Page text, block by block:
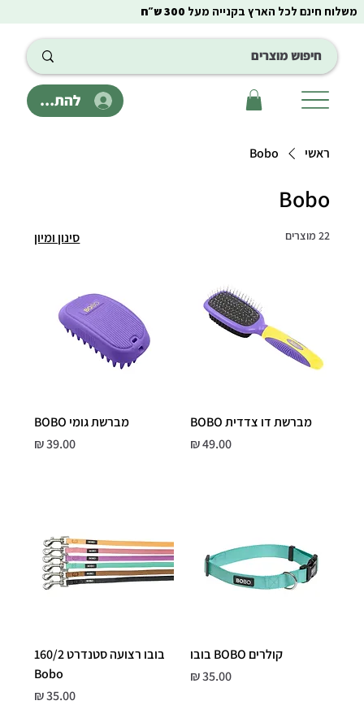
להתחבר
משלוח חינם לכל הארץ בקנייה מעל 300 ש״ח
ראשי Bobo
Bobo
22 מוצרים סינון ומיון
מברשת דו צדדית BOBO
מחיר
מברשת גומי BOBO
מחיר
קולרים BOBO בובו
מחיר
בובו רצועה סטנדרט 160/2
Bobo
מחיר